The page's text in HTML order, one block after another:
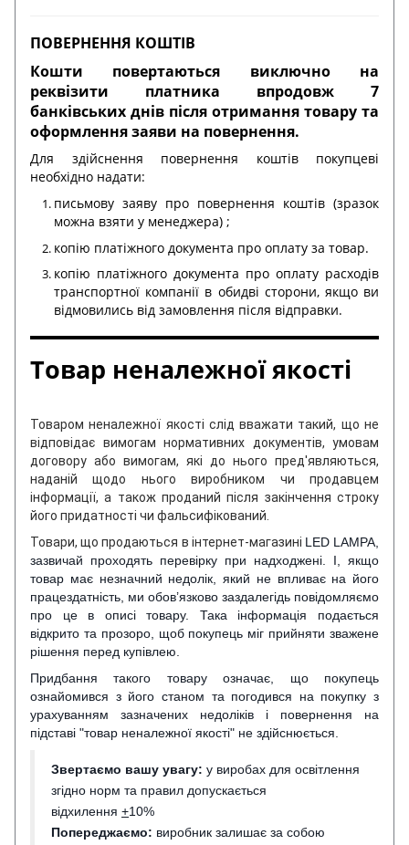
ПОВЕРНЕННЯ КОШТІВ
Кошти повертаються виключно на
реквізити платника впродовж 7
банківських днів після отримання товару та
оформлення заяви на повернення.
Для здійснення повернення коштів покупцеві
необхідно надати:
письмову заяву про повернення коштів (зразок
можна взяти у менеджера) ;
копію платіжного документа про оплату за товар.
копію платіжного документа про оплату расходів
транспортної компанії в обидві сторони, якщо ви
відмовились від замовлення після відправки.
Товар неналежної якості
Товаром неналежної якості слід вважати такий, що не
відповідає вимогам нормативних документів, умовам
договору або вимогам, які до нього пред'являються,
наданій щодо нього виробником чи продавцем
інформації, а також проданий після закінчення строку
його придатності чи фальсифікований.
Товари, що продаються в інтернет-магазині LED LAMPA,
зазвичай проходять перевірку при надходжені. І, якщо
товар має незначний недолік, який не впливає на його
працездатність, ми обов’язково заздалегідь повідомляємо
про це в описі товару. Така інформація подається
відкрито та прозоро, щоб покупець міг прийняти зважене
рішення перед купівлею.
Придбання такого товару означає, що покупець
ознайомився з його станом та погодився на покупку з
урахуванням зазначених недоліків і повернення на
підставі "товар неналежної якості" не здійснюється.
Звертаємо вашу увагу: у виробах для освітлення
згідно норм та правил допускається
відхилення +10%
Попереджаємо: виробник залишає за собою